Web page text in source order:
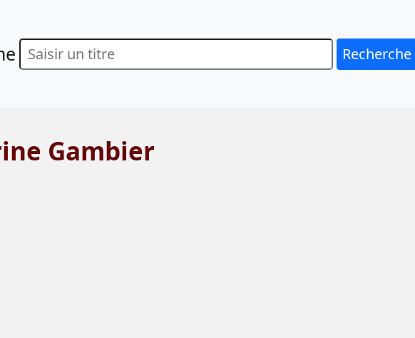
Recherche
Gambier